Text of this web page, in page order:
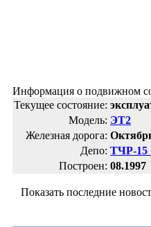
Информация о подвижном
Текущее состояние:
Модель: ЭТ2
Железная дорога:
Депо: ТЧР-15
Построен: 08.1997
Показать последние